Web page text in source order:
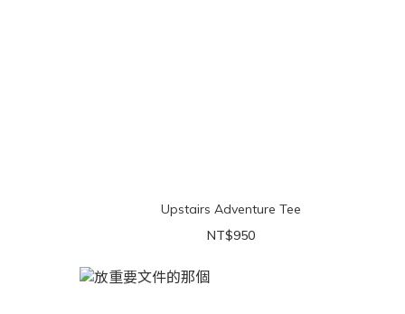
Upstairs Adventure Tee
NT$950